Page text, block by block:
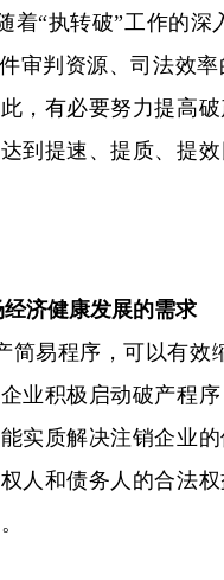
“执转破”工作的深
审判资源、司法效
，有必要努力提高
到提速、提质、提
经济健康发展的需求
简易程序，可以有效
业积极启动破产程
实质解决注销企业
人和债务人的合法